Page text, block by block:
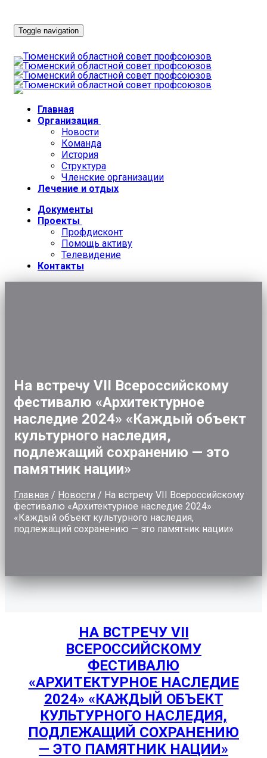
Toggle navigation
Главная
Организация
Новости
Команда
История
Структура
Членские организации
Лечение и отдых
Документы
Проекты
Профдисконт
Помощь активу
Телевидение
Контакты
На встречу VII Всероссийскому
фестивалю «Архитектурное
наследие 2024» «Каждый объект
культурного наследия,
подлежащий сохранению — это
памятник нации»
Главная / Новости / На встречу VII Всероссийскому
фестивалю «Архитектурное наследие 2024»
«Каждый объект культурного наследия,
подлежащий сохранению — это памятник нации»
НА ВСТРЕЧУ VII
ВСЕРОССИЙСКОМУ
ФЕСТИВАЛЮ
«АРХИТЕКТУРНОЕ НАСЛЕДИЕ
2024» «КАЖДЫЙ ОБЪЕКТ
КУЛЬТУРНОГО НАСЛЕДИЯ,
ПОДЛЕЖАЩИЙ СОХРАНЕНИЮ
— ЭТО ПАМЯТНИК НАЦИИ»